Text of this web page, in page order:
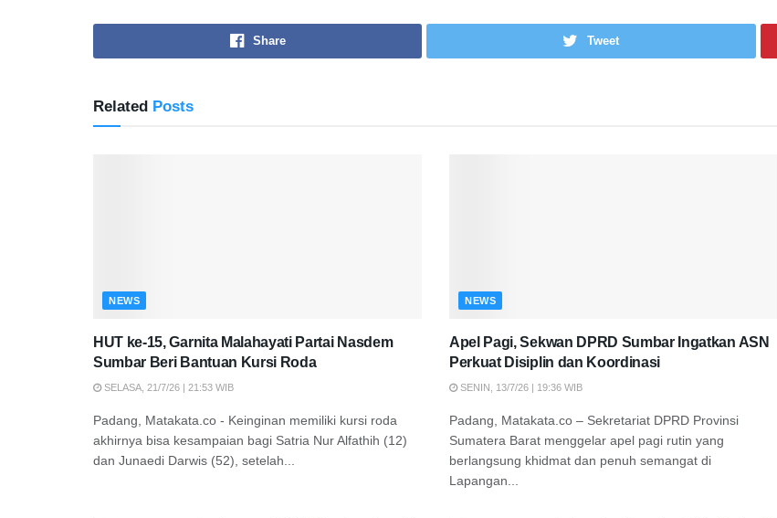
Share Tweet
Related Posts
NEWS
HUT ke-15, Garnita Malahayati Partai Nasdem
Sumbar Beri Bantuan Kursi Roda
SELASA, 21/7/26 | 21:53 WIB
Padang, Matakata.co - Keinginan memiliki kursi roda
akhirnya bisa kesampaian bagi Satria Nur Alfathih (12)
dan Junaedi Darwis (52), setelah...
NEWS
Apel Pagi, Sekwan DPRD Sumbar Ingatkan ASN
Perkuat Disiplin dan Koordinasi
SENIN, 13/7/26 | 19:36 WIB
Padang, Matakata.co – Sekretariat DPRD Provinsi
Sumatera Barat menggelar apel pagi rutin yang
berlangsung khidmat dan penuh semangat di
Lapangan...